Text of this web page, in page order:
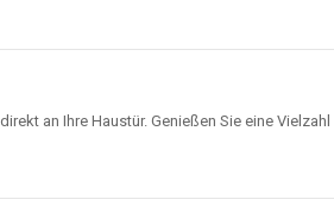
direkt an Ihre Haustür. Genießen Sie eine Vielzahl